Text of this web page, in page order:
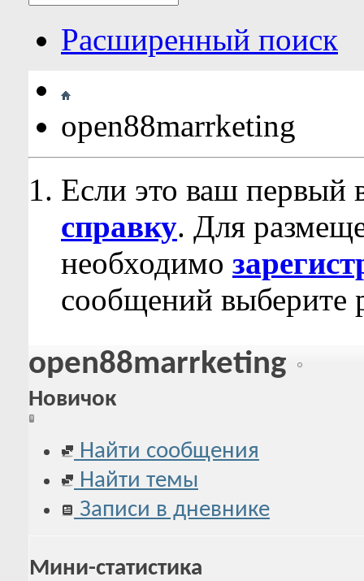
Расширенный поиск
open88marrketing
Если это ваш первый
справку. Для
необходимо
сообщений выберите
open88marrketing
Новичок
Найти сообщения
Найти темы
Записи в дневнике
Мини-статистика